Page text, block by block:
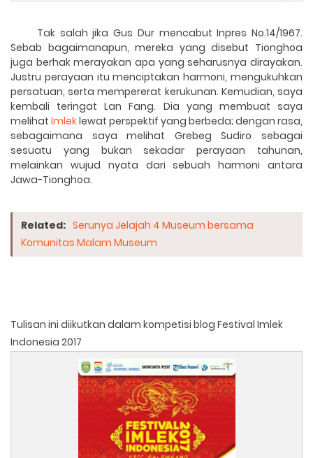
Tak salah jika Gus Dur mencabut Inpres No.14/1967.
Sebab bagaimanapun, mereka yang disebut Tionghoa
juga berhak merayakan apa yang seharusnya dirayakan.
Justru perayaan itu menciptakan harmoni, mengukuhkan
persatuan, serta mempererat kerukunan. Kemudian, saya
kembali teringat Lan Fang. Dia yang membuat saya
melihat Imleklewat perspektif yang berbeda; dengan rasa,
sebagaimana saya melihat Grebeg Sudiro sebagai
sesuatu yang bukan sekadar perayaan tahunan,
melainkan wujud nyata dari sebuah harmoni antara
Jawa-Tionghoa.
Related: Serunya Jelajah 4 Museum bersama
Komunitas Malam Museum
Tulisan ini diikutkan dalam kompetisi blog Festival Imlek
Indonesia 2017